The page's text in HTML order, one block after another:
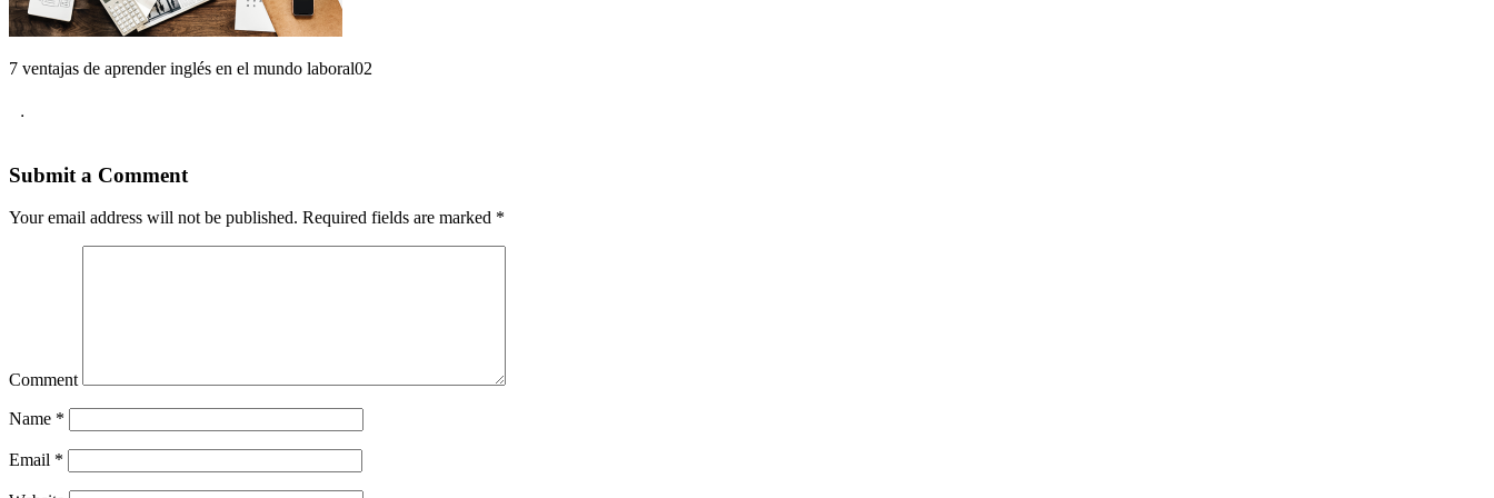
7 ventajas de aprender inglés en el mundo laboral02
.
Submit a Comment
Your email address will not be published. Required fields are marked *
Comment
Name *
Email *